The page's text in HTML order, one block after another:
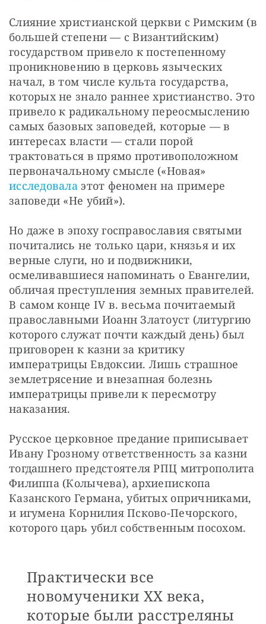
Слияние христианской церкви с Римским (в
большей степени — с Византийским)
государством привело к постепенному
проникновению в церковь языческих
начал, в том числе культа государства,
которых не знало раннее христианство. Это
привело к радикальному переосмыслению
самых базовых заповедей, которые — в
интересах власти — стали порой
трактоваться в прямо противоположном
исследовала этот феномен на примере
заповеди «Не убий»).
Но даже в эпоху госправославия святыми
почитались не только цари, князья и их
верные слуги, но и подвижники,
осмеливавшиеся напоминать о Евангелии,
обличая преступления земных правителей.
В самом конце IV в. весьма почитаемый
православными Иоанн Златоуст (литургию
которого служат почти каждый день) был
приговорен к казни за критику
императрицы Евдоксии. Лишь страшное
землетрясение и внезапная болезнь
императрицы привели к пересмотру
наказания.
Русское церковное предание приписывает
Ивану Грозному ответственность за казни
тогдашнего предстоятеля РПЦ митрополита
Филиппа (Колычева), архиепископа
Казанского Германа, убитых опричниками,
и игумена Корнилия Псково-Печорского,
которого царь убил собственным посохом.
Практически все
новомученики ХХ века,
которые были расстреляны